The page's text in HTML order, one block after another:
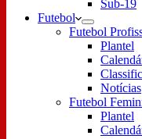
Sub-19
Futebol
Futebol
Plantel
Notícias
Futebol
Plantel